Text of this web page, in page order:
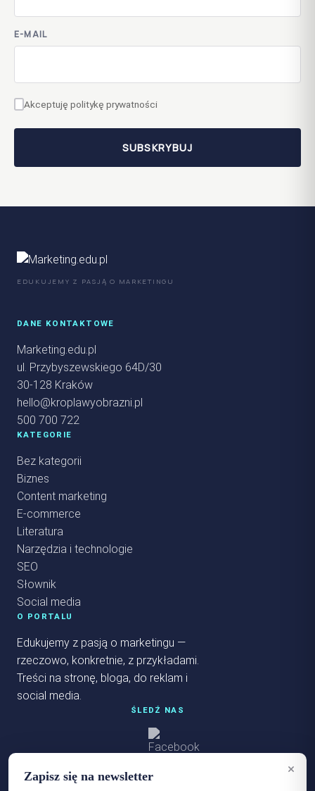
E-MAIL
Akceptuję politykę prywatności
EDUKUJEMY Z PASJĄ O MARKETINGU
DANE KONTAKTOWE
Marketing.edu.pl
ul. Przybyszewskiego 64D/30
30-128 Kraków
hello@kroplawyobrazni.pl
500 700 722
KATEGORIE
Bez kategorii
Biznes
Content marketing
E-commerce
Literatura
Narzędzia i technologie
SEO
Słownik
Social media
O PORTALU
Edukujemy z pasją o marketingu —
rzeczowo, konkretnie, z przykładami.
Treści na stronę, bloga, do reklam i
social media.
ŚLEDŹ NAS
×
Zapisz się na newsletter